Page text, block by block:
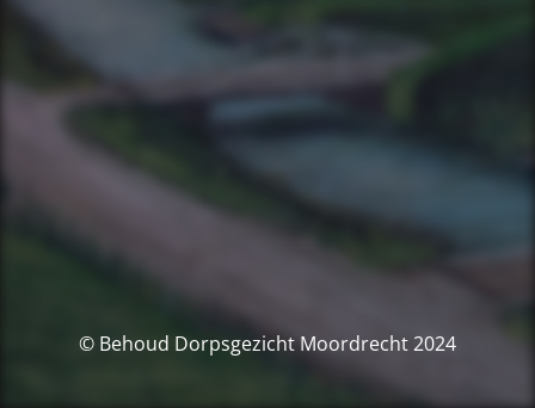
© Behoud Dorpsgezicht Moordrecht 2024